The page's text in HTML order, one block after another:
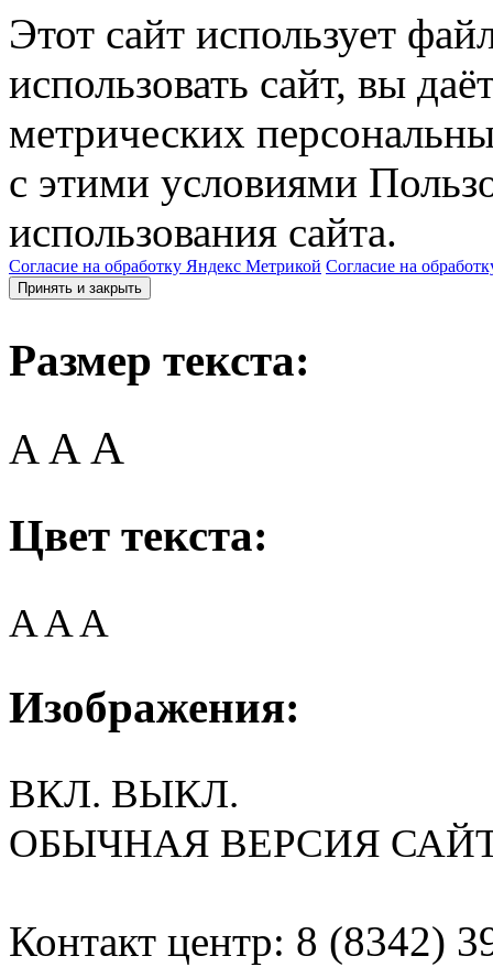
Этот сайт использует
использовать сайт, вы
метрических
с этими условиями
использования сайта.
Согласие на обработку Яндекс Метрикой Согласие на
Принять и закрыть
Размер текста:
A AA
Цвет текста:
AAA
Изображения:
ВКЛ. ВЫКЛ.
ОБЫЧНАЯ ВЕРСИЯ
Контакт центр: 8 (8342)